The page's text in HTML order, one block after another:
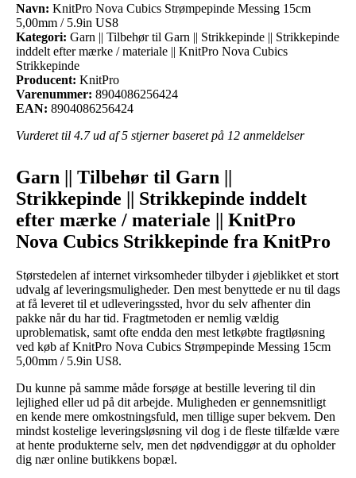
Navn: KnitPro Nova Cubics Strømpepinde Messing 15cm
5,00mm / 5.9in US8
Kategori: Garn || Tilbehør til Garn || Strikkepinde || Strikkepinde
inddelt efter mærke / materiale || KnitPro Nova Cubics
Strikkepinde
Producent: KnitPro
Varenummer: 8904086256424
EAN: 8904086256424
Vurderet til 4.7ud af 5 stjerner baseret på 12 anmeldelser
Garn || Tilbehør til Garn ||
Strikkepinde || Strikkepinde inddelt
efter mærke / materiale || KnitPro
Nova Cubics Strikkepinde fra KnitPro
Størstedelen af internet virksomheder tilbyder i øjeblikket et stort
udvalg af leveringsmuligheder. Den mest benyttede er nu til dags
at få leveret til et udleveringssted, hvor du selv afhenter din
pakke når du har tid. Fragtmetoden er nemlig vældig
uproblematisk, samt ofte endda den mest letkøbte fragtløsning
ved køb af KnitPro Nova Cubics Strømpepinde Messing 15cm
5,00mm / 5.9in US8.
Du kunne på samme måde forsøge at bestille levering til din
lejlighed eller ud på dit arbejde. Muligheden er gennemsnitligt
en kende mere omkostningsfuld, men tillige super bekvem. Den
mindst kostelige leveringsløsning vil dog i de fleste tilfælde være
at hente produkterne selv, men det nødvendiggør at du opholder
dig nær online butikkens bopæl.